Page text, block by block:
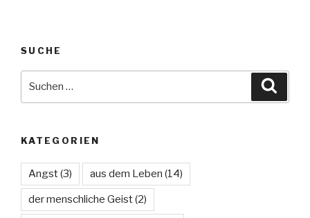
e
b
o
k
SUCHE
KATEGORIEN
Angst(3) aus dem Leben (14)
der menschliche Geist(2)